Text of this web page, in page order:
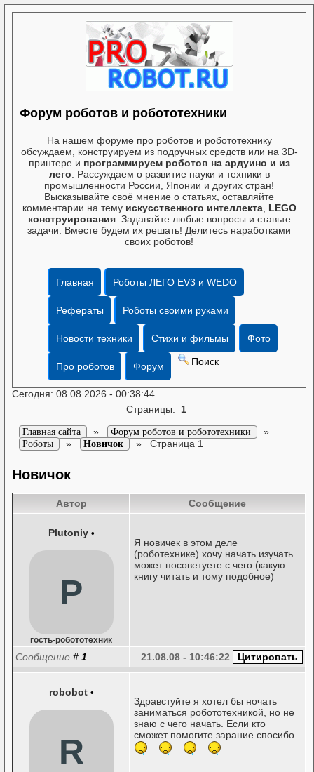
Форум роботов и робототехники
На нашем форуме про роботов и робототехнику
обсуждаем, конструируем из подручных средств или на 3D-
принтере и программируем роботов на ардуино и из
лего . Рассуждаем о развитие науки и техники в
промышленности России, Японии и других стран!
Высказывайте своё мнение о статьях, оставляйте
комментарии на тему искусственного интеллекта, LEGO
конструирования. Задавайте любые вопросы и ставьте
задачи. Вместе будем их решать! Делитесь наработками
своих роботов!
Главная Роботы ЛЕГО EV3 и WEDO
Рефераты Роботы своими руками
Новости техники Стихи и фильмы Фото
Про роботов Форум Поиск
Сегодня: 08.08.2026 - 00:38:44
Страницы: 1
Главная сайта » Форум роботов и робототехники »
Роботы » Новичок » Страница 1
Новичок
Автор Сообщение
Plutoniy •
P
гость-робототехник
Я новичек в этом деле
(роботехнике) хочу начать изучать
может посоветуете с чего (какую
книгу читать и тому подобное)
Сообщение # 1 21.08.08 - 10:46:22
robobot •
R
Здравстуйте я хотел бы ночать
заниматься робототехникой, но не
знаю с чего начать. Если кто
сможет помогите зарание спосибо